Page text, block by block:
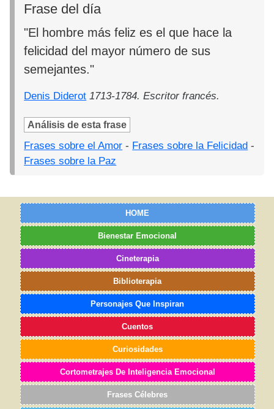
Frase del día
"El hombre más feliz es el que hace la
felicidad del mayor número de sus
semejantes."
Denis Diderot 1713-1784. Escritor francés.
Análisis de esta frase
Frases sobre el Amor - Frases sobre la Felicidad -
Frases sobre la Paz
HOME
Bienestar Emocional
Cineterapia
Biblioterapia
Personajes Que Inspiran
Cuentos
Curiosidades
Cortometrajes De Inteligencia Emocional
Frases Célebres